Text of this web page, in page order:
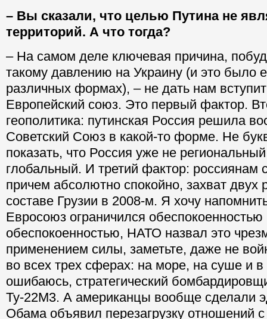
– Вы сказали, что целью Путина не
территорий. А что тогда?
– На самом деле ключевая причина,
такому давлению на Украину (и это было
различных формах), – не дать нам
Европейский союз. Это первый фактор.
геополитика: путинская Россия решила
Советский Союз в какой-то форме. Не
показать, что Россия уже не
глобальный. И третий фактор: россиянам
причем абсолютно спокойно, захват двух
составе Грузии в 2008-м. Я хочу
Евросоюз ограничился обеспокоенностью
обеспокоенностью, НАТО назвал это
применением силы, заметьте, даже не
во всех трех сферах: на море, на суше и
ошибаюсь, стратегический
Ту-22М3. А американцы вообще сделали
Обама объявил перезагрузку отношений